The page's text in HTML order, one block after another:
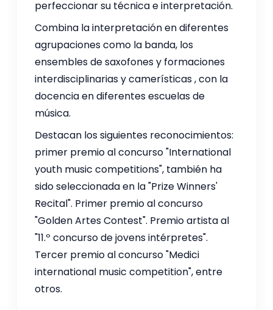
perfeccionar su técnica e interpretación.
Combina la interpretación en diferentes
agrupaciones como la banda, los
ensembles de saxofones y formaciones
interdisciplinarias y camerísticas , con la
docencia en diferentes escuelas de
música.
Destacan los siguientes reconocimientos:
primer premio al concurso "International
youth music competitions", también ha
sido seleccionada en la "Prize Winners'
Recital". Primer premio al concurso
"Golden Artes Contest". Premio artista al
"11.º concurso de jovens intérpretes".
Tercer premio al concurso "Medici
international music competition", entre
otros.